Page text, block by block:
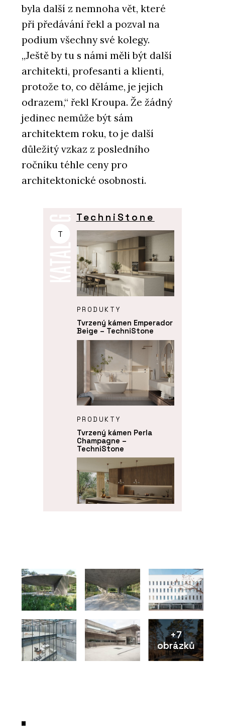
byla další z nemnoha vět, které
při předávání řekl a pozval na
podium všechny své kolegy.
„Ještě by tu s námi měli být další
architekti, profesanti a klienti,
protože to, co děláme, je jejich
odrazem,“ řekl Kroupa. Že žádný
jedinec nemůže být sám
architektem roku, to je další
důležitý vzkaz z posledního
ročníku téhle ceny pro
architektonické osobnosti.
T
TechniStone
PRODUKTY
Tvrzený kámen Emperador
Beige – TechniStone
PRODUKTY
Tvrzený kámen Perla
Champagne –
TechniStone
PRODUKTY
Tvrzený kámen Nuova
+7
obrázků